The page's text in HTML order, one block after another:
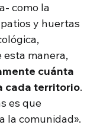
como la
y huertas
esta manera,
cuánta
cada territorio.
es que
la comunidad».